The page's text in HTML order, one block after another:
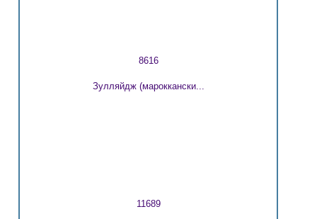
8616
Зулляйдж (мароккански...
11689